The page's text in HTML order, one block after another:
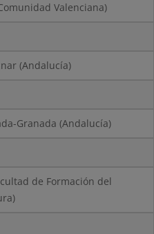
Valenciana)
(Andalucía)
Granada (Andalucía)
de Formación del